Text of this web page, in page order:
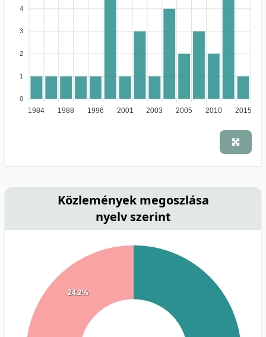
4
3
2
1
0
1984 1988 1996 2001 2003 2005 2010 2015
Közlemények megoszlása
nyelv szerint
24.2%